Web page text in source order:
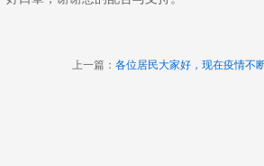
上一篇： 各位居民大家好，现在疫情不